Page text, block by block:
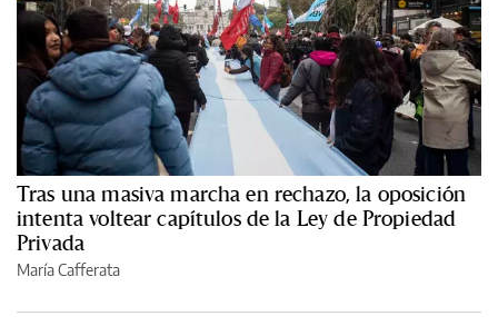
Tras una masiva marcha en rechazo, la oposición
intenta voltear capítulos de la Ley de Propiedad
Privada
María Cafferata